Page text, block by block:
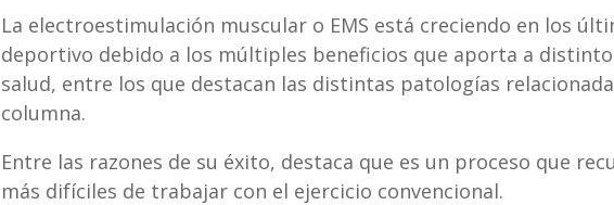
La electroestimulación muscular o EMS está creciendo en los
deportivo debido a los múltiples beneficios que aporta a
salud, entre los que destacan las distintas patologías
columna.
Entre las razones de su éxito, destaca que es un proceso que
más difíciles de trabajar con el ejercicio convencional.